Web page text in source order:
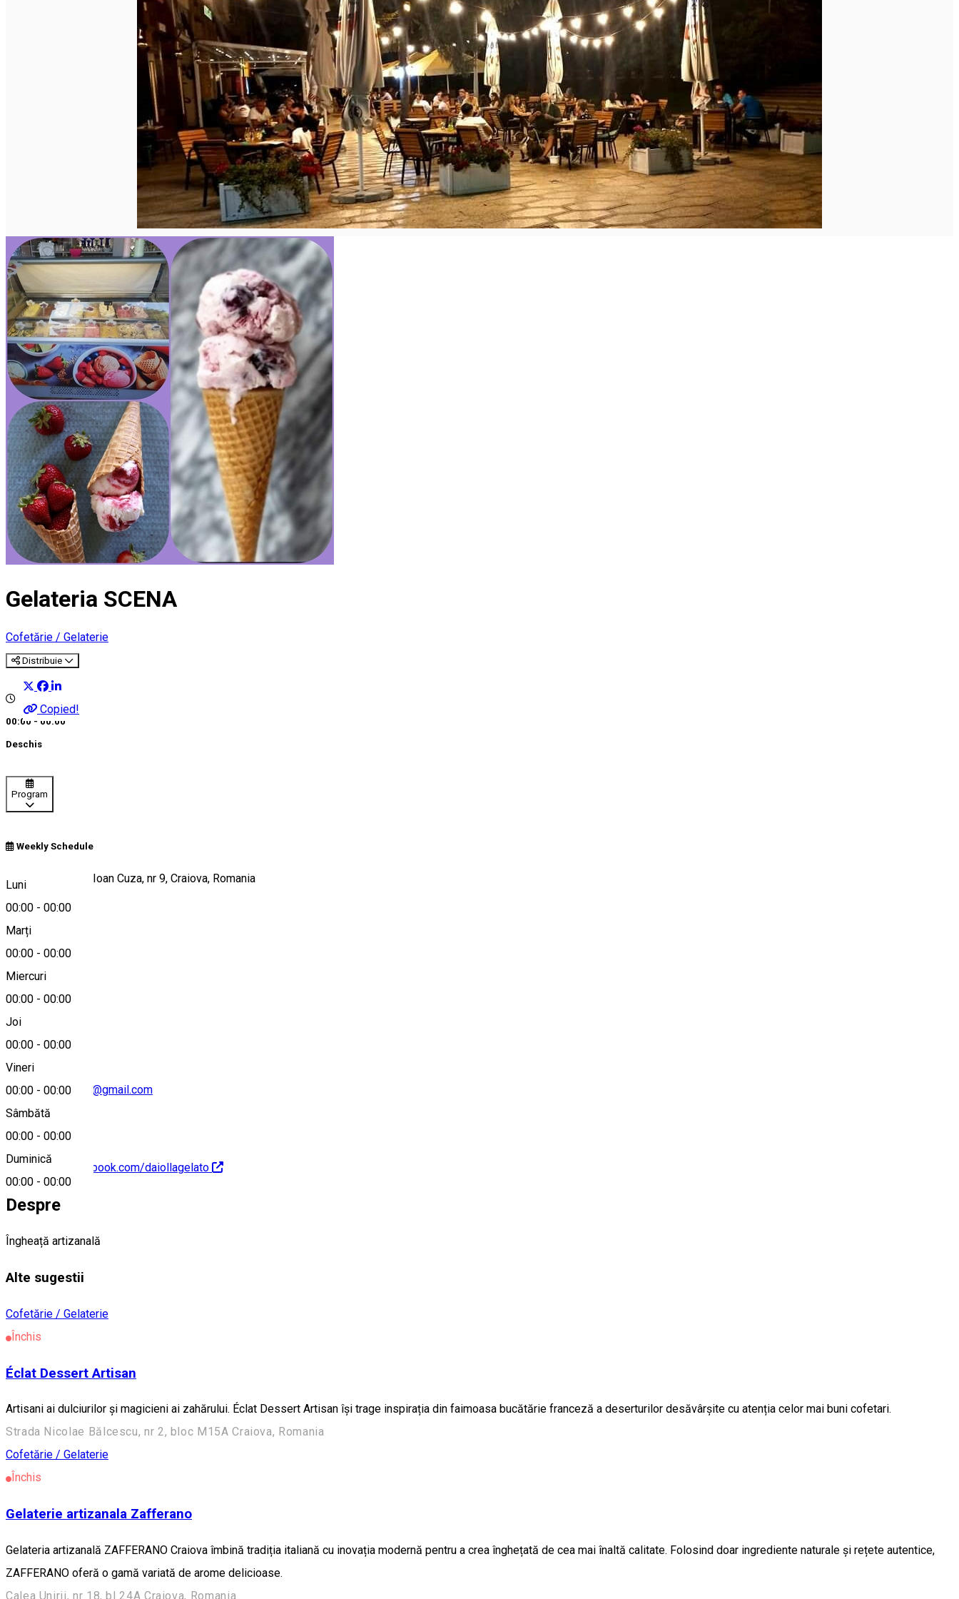
Încărcare vehicule electrice
Gelateria SCENA
Cofetărie / Gelaterie
Distribuie
Copied!
00:00 - 00:00
Deschis
Program
Weekly Schedule
Luni
00:00 - 00:00
Marți
00:00 - 00:00
Miercuri
00:00 - 00:00
Joi
00:00 - 00:00
Vineri
00:00 - 00:00
Sâmbătă
00:00 - 00:00
Duminică
00:00 - 00:00
Strada Alexandru Ioan Cuza, nr 9, Craiova, Romania
Hartă
office.exclusivice@gmail.com
https://www.facebook.com/daiollagelato
Despre
Îngheață artizanală
Alte sugestii
Cofetărie / Gelaterie
Închis
Éclat Dessert Artisan
Artisani ai dulciurilor și magicieni ai zahărului. Éclat Dessert Artisan își trage inspirația din faimoasa bucătărie franceză a deserturilor desăvârșite cu atenția celor mai buni cofetari.
Strada Nicolae Bălcescu, nr 2, bloc M15A Craiova, Romania
Cofetărie / Gelaterie
Închis
Gelaterie artizanala Zafferano
Gelateria artizanală ZAFFERANO Craiova îmbină tradiția italiană cu inovația modernă pentru a crea înghețată de cea mai înaltă calitate. Folosind doar ingrediente naturale și rețete autentice,
ZAFFERANO oferă o gamă variată de arome delicioase.
Calea Unirii, nr 18, bl 24A Craiova, Romania